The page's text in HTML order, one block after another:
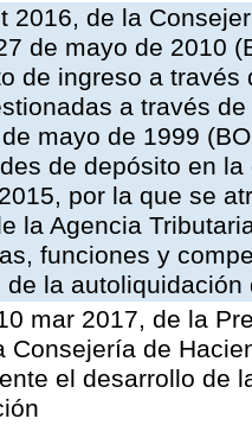
2016, de la
de mayo de 2010
de ingreso a
a través
mayo de 1999
de depósito en
por la que se
la Agencia
funciones y
de la
mar 2017, de la
Consejería de
el desarrollo de